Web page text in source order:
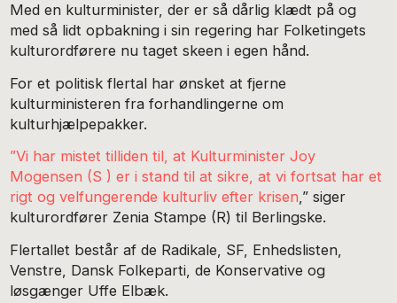
Med en kulturminister, der er så dårlig klædt på og
med så lidt opbakning i sin regering har Folketingets
kulturordførere nu taget skeen i egen hånd.
For et politisk flertal har ønsket at fjerne
kulturministeren fra forhandlingerne om
kulturhjælpepakker.
”Vi har mistet tilliden til, at Kulturminister Joy
Mogensen (S ) er i stand til at sikre, at vi fortsat har et
rigt og velfungerende kulturliv efter krisen,” siger
kulturordfører Zenia Stampe (R) til Berlingske.
Flertallet består af de Radikale, SF, Enhedslisten,
Venstre, Dansk Folkeparti, de Konservative og
løsgænger Uffe Elbæk.